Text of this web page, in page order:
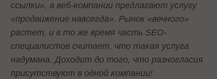
ссылки», а веб-компании предлагают услугу
«продвижение навсегда». Рынок «вечного»
растет, и в то же время часть SEO-
специалистов считает, что такая услуга
надумана. Доходит до того, что разногласия
присутствуют в одной компании!